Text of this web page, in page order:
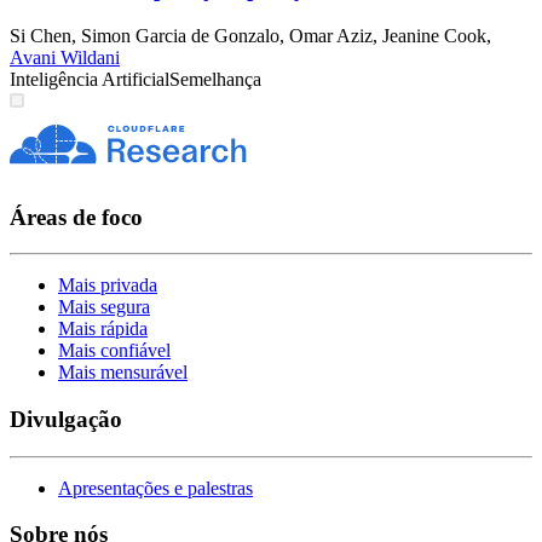
Si Chen, Simon Garcia de Gonzalo, Omar Aziz, Jeanine Cook,
Avani Wildani
Inteligência ArtificialSemelhança
Áreas de foco
Mais privada
Mais segura
Mais rápida
Mais confiável
Mais mensurável
Divulgação
Apresentações e palestras
Sobre nós